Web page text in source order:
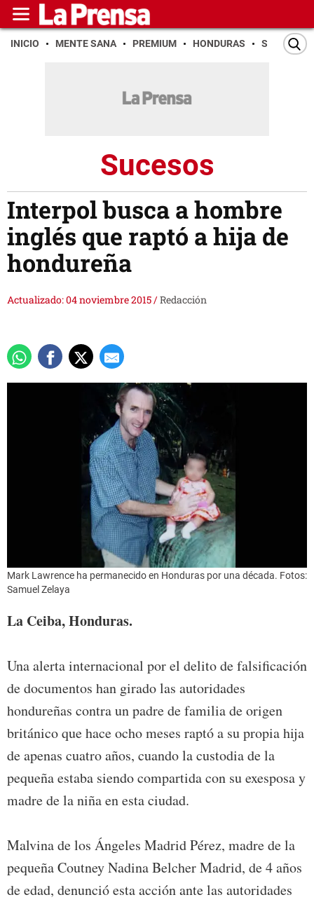
INICIO MENTE SANA PREMIUM HONDURAS SAN PEDRO
Sucesos
Interpol busca a hombre
inglés que raptó a hija de
hondureña
Actualizado: 04 noviembre 2015/Redacción
Mark Lawrence ha permanecido en Honduras por una década. Fotos:
Samuel Zelaya
La Ceiba, Honduras.
Una alerta internacional por el delito de falsificación
de documentos han girado las autoridades
hondureñas contra un padre de familia de origen
británico que hace ocho meses raptó a su propia hija
de apenas cuatro años, cuando la custodia de la
pequeña estaba siendo compartida con su exesposa y
madre de la niña en esta ciudad.
Malvina de los Ángeles Madrid Pérez, madre de la
pequeña Coutney Nadina Belcher Madrid, de 4 años
de edad, denunció esta acción ante las autoridades